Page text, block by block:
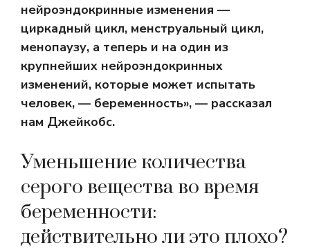
нейроэндокринные изменения —
циркадный цикл, менструальный цикл,
менопаузу, а теперь и на один из
крупнейших нейроэндокринных
изменений, которые может испытать
человек, — беременность», — рассказал
нам Джейкобс.
Уменьшение количества
серого вещества во время
беременности:
действительно ли это плохо?